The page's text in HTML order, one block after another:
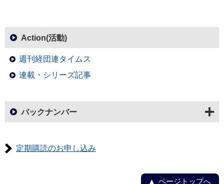
Action(活動)
週刊経団連タイムス
連載・シリーズ記事
バックナンバー
定期購読のお申し込み
ページトップへ